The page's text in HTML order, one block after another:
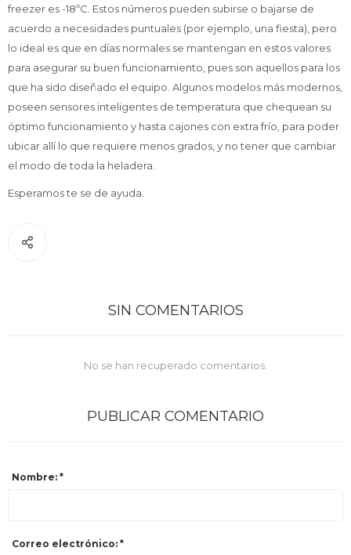
freezer es -18ºC. Estos números pueden subirse o bajarse de
acuerdo a necesidades puntuales (por ejemplo, una fiesta), pero
lo ideal es que en días normales se mantengan en estos valores
para asegurar su buen funcionamiento, pues son aquellos para los
que ha sido diseñado el equipo. Algunos modelos más modernos,
poseen sensores inteligentes de temperatura que chequean su
óptimo funcionamiento y hasta cajones con extra frío, para poder
ubicar allí lo que requiere menos grados, y no tener que cambiar
el modo de toda la heladera.
Esperamos te se de ayuda.
SIN COMENTARIOS
No se han recuperado comentarios.
PUBLICAR COMENTARIO
Nombre: *
Correo electrónico: *
Atención Personalizada
Local
Service